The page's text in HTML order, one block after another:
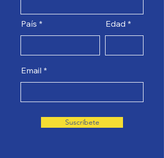
País Edad
Email
Suscríbete